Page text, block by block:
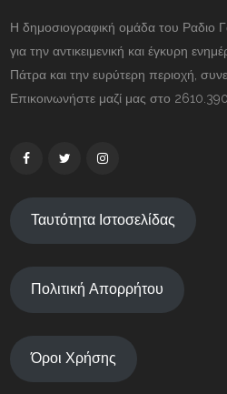
Η δημοσιογραφική ομάδα του Ραδιο
για την αντικειμενική και έγκυρη
Πάτρα και την ευρύτερη περιοχή,
Επικοινωνήστε μαζί μας στο
Ταυτότητα Ιστοσελίδας
Πολιτική Απορρήτου
Όροι Χρήσης